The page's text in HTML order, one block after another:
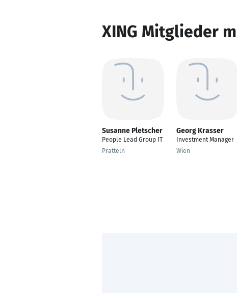
XING Mitglieder
Susanne Pletscher
People Lead Group IT
Pratteln
Georg Krasser
Investment Manager
Wien